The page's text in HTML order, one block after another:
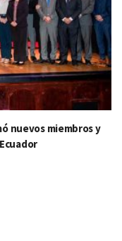
nuevos miembros y